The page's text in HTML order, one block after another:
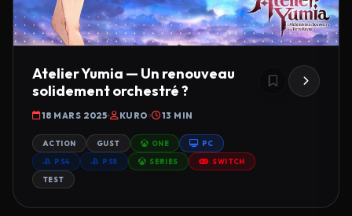
Atelier Yumia — Un renouveau
solidement orchestré ?
18 MARS 2025 KURO 13 MIN
ACTION GUST ONE PC
PS4 PS5 SERIES SWITCH
TEST